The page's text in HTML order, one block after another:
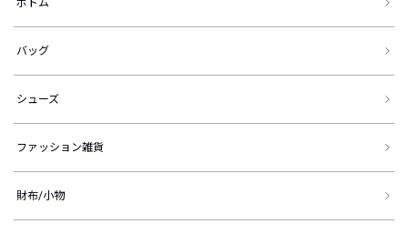
バッグ
シューズ
ファッション雑貨
財布/小物